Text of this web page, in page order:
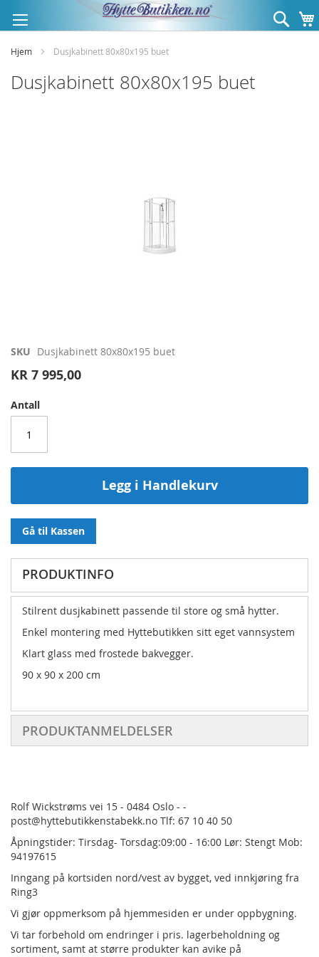
til
innhold
Søk
Hjem Dusjkabinett 80x80x195 buet
Dusjkabinett 80x80x195 buet
SKU Dusjkabinett 80x80x195 buet
KR 7 995,00
Antall
Legg i Handlekurv
Gå til Kassen
Gå
begynnelsen
bildegalleri
PRODUKTINFO
Stilrent dusjkabinett passende til store og små hytter.
Enkel montering med Hyttebutikken sitt eget vannsystem
Klart glass med frostede bakvegger.
90 x 90 x 200 cm
PRODUKTANMELDELSER
Rolf Wickstrøms vei 15 - 0484 Oslo - -
post@hyttebutikkenstabekk.no Tlf: 67 10 40 50
Åpningstider: Tirsdag- Torsdag:09:00 - 16:00 Lør: Stengt Mob:
94197615
Inngang på kortsiden nord/vest av bygget, ved innkjøring fra
Ring3
Vi gjør oppmerksom på hjemmesiden er under oppbygning.
Vi tar forbehold om endringer i pris. lagerbeholdning og
sortiment, samt at større produkter kan avike på